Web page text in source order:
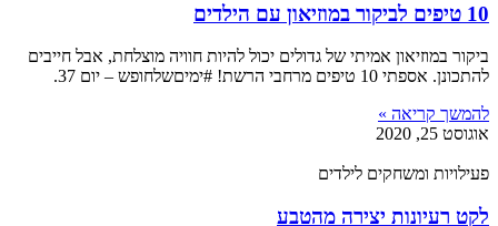
10 טיפים לביקור במוזיאון עם הילדים
ביקור במוזיאון אמיתי של גדולים יכול להיות חוויה מוצלחת, אבל חייבים
להתכונן. אספתי 10 טיפים מרחבי הרשת! #ימיםשלחופש – יום 37.
להמשך קריאה »
אוגוסט 25, 2020
פעילויות ומשחקים לילדים
לקט רעיונות יצירה מהטבע